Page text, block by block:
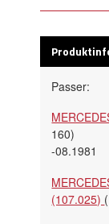
Passer:
-08.1981
(107.025)